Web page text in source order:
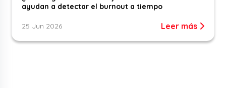
ayudan a detectar el burnout a tiempo
25 Jun 2026 Leer más